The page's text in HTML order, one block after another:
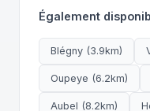
Également
Blégny (3.9km)
Oupeye (6.2km)
Aubel (8.2km)